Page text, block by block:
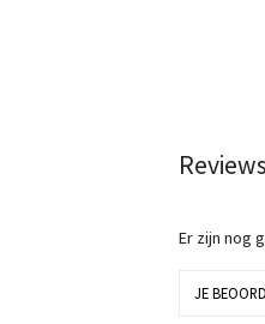
Reviews
Er zijn nog
JE